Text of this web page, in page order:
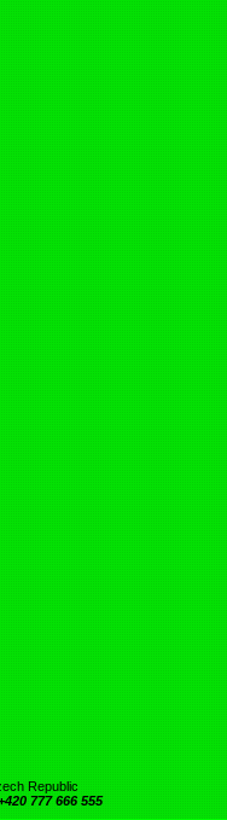
Republic
777 666 555